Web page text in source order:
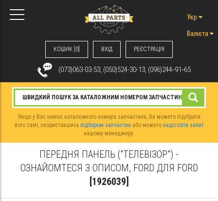
КОШИК [0] ВХIД РЕЄСТРАЦІЯ
Укр
Валюта
(073)063-03-53, (050)524-30-13, (096)244‑91‑65
Якщо у Вас немає каталожного номера запчастини, Ви можете підібрати
його самі, скориставшись підбором запчастин або можете надіслати запит
нашому менеджеру.
ПЕРЕДНЯ ПАНЕЛЬ ("ТЕЛЕВІЗОР") -
ОЗНАЙОМТЕСЯ З ОПИСОМ, FORD ДЛЯ FORD
[1926039]